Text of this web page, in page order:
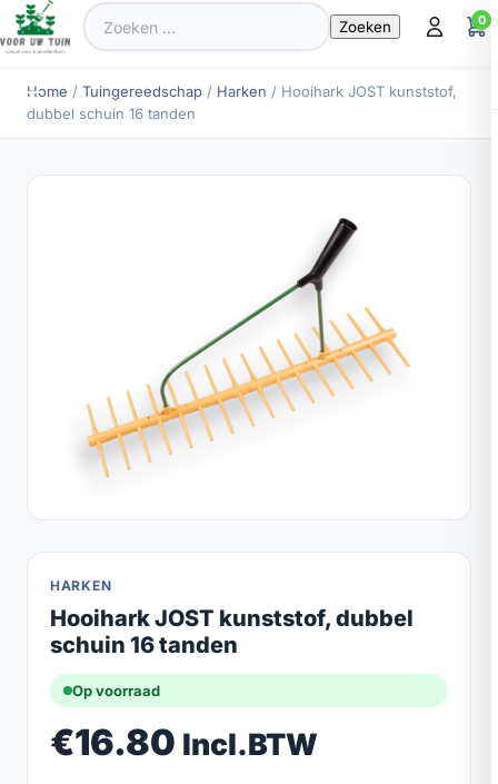
Zoeken
naar:
0
Home / Tuingereedschap / Harken / Hooihark JOST kunststof,
dubbel schuin 16 tanden
HARKEN
Hooihark JOST kunststof, dubbel
schuin 16 tanden
Op voorraad
€16.80 Incl.BTW